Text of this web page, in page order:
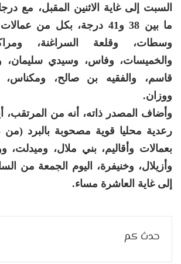
السبت إلى غاية الاثنين المقبل، مع
ما بين 38 و41 درجة، بكل من
وسطات، وقلعة السراغنة،
والخميسات، وفاس، وسيدي سليمان،
قاسم، والفقيه بن صالح، ومكناس،
ووزان.
وأضاف المصدر ذاته، أنه من المرتقب،
بعمالات وأقاليم، بني ملال، وميدلت،
وأزيلال، وخنيفرة، اليوم الجمعة من
إلى غاية العاشرة مساء.
حدث كم